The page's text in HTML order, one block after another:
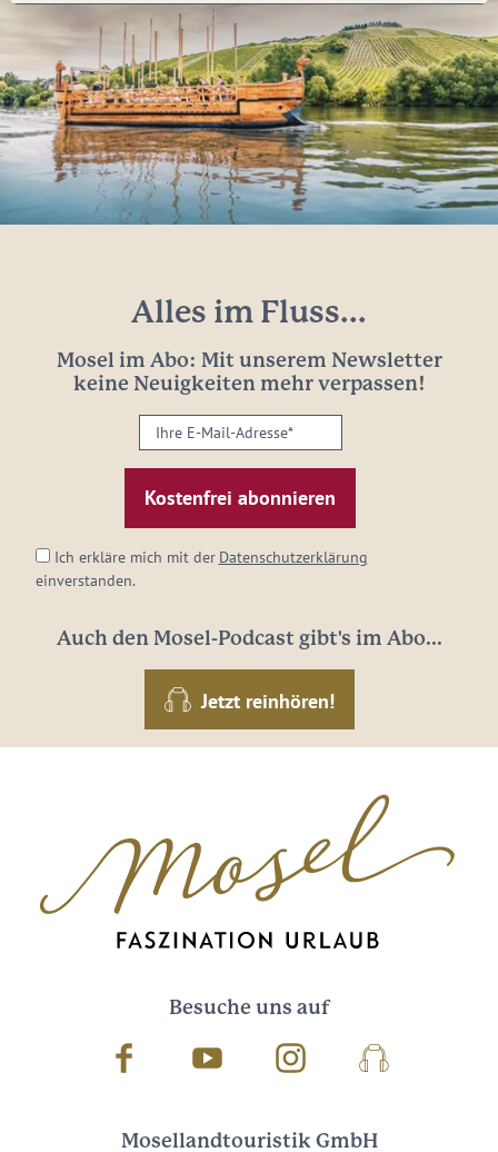
Alles im Fluss...
Mosel im Abo: Mit unserem Newsletter
keine Neuigkeiten mehr verpassen!
Ihre
E-
Mail-
Adresse:
Ich erkläre mich mit der Datenschutzerklärung
einverstanden.
Auch den Mosel-Podcast gibt's im Abo...
Jetzt reinhören!
Besuche uns auf
Facebook Youtube InstagramPodcast
Mosellandtouristik GmbH